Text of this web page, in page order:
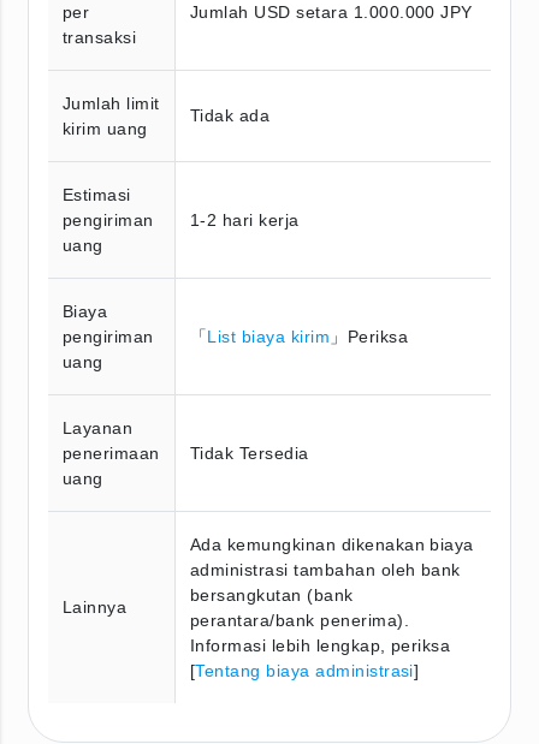
per
transaksi
Jumlah USD setara 1.000.000 JPY
Jumlah limit
kirim uang
Tidak ada
Estimasi
pengiriman
uang
1-2 hari kerja
Biaya
pengiriman
uang
「List biaya kirim 」Periksa
Layanan
penerimaan
uang
Tidak Tersedia
Lainnya
Ada kemungkinan dikenakan biaya
administrasi tambahan oleh bank
bersangkutan (bank
perantara/bank penerima).
Informasi lebih lengkap, periksa
[Tentang biaya administrasi]